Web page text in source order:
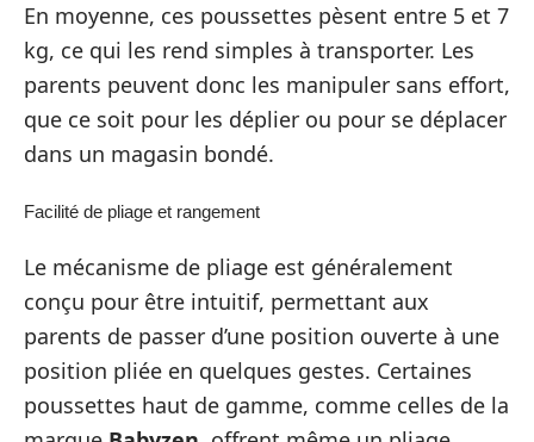
En moyenne, ces poussettes pèsent entre 5 et 7
kg, ce qui les rend simples à transporter. Les
parents peuvent donc les manipuler sans effort,
que ce soit pour les déplier ou pour se déplacer
dans un magasin bondé.
Facilité de pliage et rangement
Le mécanisme de pliage est généralement
conçu pour être intuitif, permettant aux
parents de passer d’une position ouverte à une
position pliée en quelques gestes. Certaines
poussettes haut de gamme, comme celles de la